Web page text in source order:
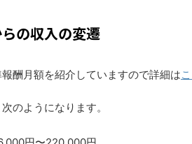
の収入の変遷
酬月額を紹介していますので詳細は
のようになります。